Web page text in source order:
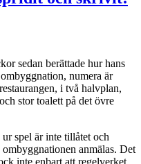
sedan berättade hur hans
numera är
i två halvplan,
stor toalett på det övre
spel är inte tillåtet och
anmälas. Det
inte enbart att regelverket